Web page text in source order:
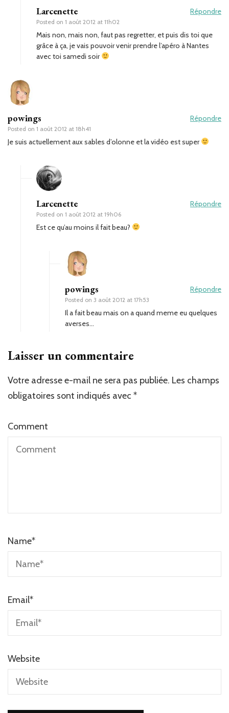
Larcenette
Posted on 1 août 2012 at 11h02
Répondre
Mais non, mais non, faut pas regretter, et puis dis toi que
grâce à ça, je vais pouvoir venir prendre l’apéro à Nantes
avec toi samedi soir
powings
Posted on 1 août 2012 at 18h41
Répondre
Je suis actuellement aux sables d’olonne et la vidéo est super
Larcenette
Posted on 1 août 2012 at 19h06
Répondre
Est ce qu’au moins il fait beau?
powings
Posted on 3 août 2012 at 17h53
Répondre
Il a fait beau mais on a quand meme eu quelques
averses…
Laisser un commentaire
Votre adresse e-mail ne sera pas publiée. Les champs
obligatoires sont indiqués avec *
Comment
Name*
Email*
Website